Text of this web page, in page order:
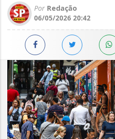
Por Redação
06/05/2026 20:42